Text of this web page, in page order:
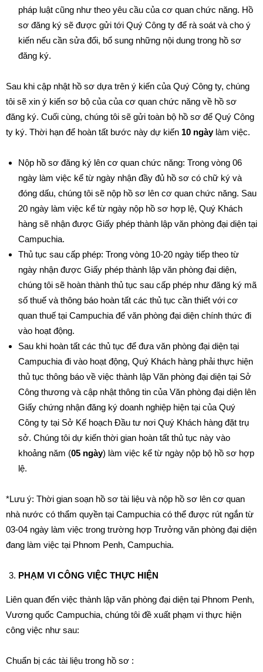
pháp luật cũng như theo yêu cầu của cơ quan chức năng. Hồ
sơ đăng ký sẽ được gửi tới Quý Công ty để rà soát và cho ý
kiến nếu cần sửa đổi, bổ sung những nội dung trong hồ sơ
đăng ký.
Sau khi cập nhật hồ sơ dựa trên ý kiến của Quý Công ty, chúng
tôi sẽ xin ý kiến sơ bộ của của cơ quan chức năng về hồ sơ
đăng ký. Cuối cùng, chúng tôi sẽ gửi toàn bộ hồ sơ để Quý Công
ty ký. Thời hạn để hoàn tất bước này dự kiến 10 ngàylàm việc.
Nộp hồ sơ đăng ký lên cơ quan chức năng: Trong vòng 06
ngày làm việc kể từ ngày nhận đầy đủ hồ sơ có chữ ký và
đóng dấu, chúng tôi sẽ nộp hồ sơ lên cơ quan chức năng. Sau
20 ngày làm việc kể từ ngày nộp hồ sơ hợp lệ, Quý Khách
hàng sẽ nhận được Giấy phép thành lập văn phòng đại diện tại
Campuchia.
Thủ tục sau cấp phép: Trong vòng 10-20 ngày tiếp theo từ
ngày nhận được Giấy phép thành lập văn phòng đại diện,
chúng tôi sẽ hoàn thành thủ tục sau cấp phép như đăng ký mã
số thuế và thông báo hoàn tất các thủ tục cần thiết với cơ
quan thuế tại Campuchia để văn phòng đại diện chính thức đi
vào hoạt động.
Sau khi hoàn tất các thủ tục để đưa văn phòng đại diện tại
Campuchia đi vào hoạt động, Quý Khách hàng phải thực hiện
thủ tục thông báo về việc thành lập Văn phòng đại diện tại Sở
Công thương và cập nhật thông tin của Văn phòng đại diện lên
Giấy chứng nhận đăng ký doanh nghiệp hiện tại của Quý
Công ty tại Sở Kế hoạch Đầu tư nơi Quý Khách hàng đặt trụ
sở. Chúng tôi dự kiến thời gian hoàn tất thủ tục này vào
khoảng năm (05 ngày) làm việc kể từ ngày nộp bộ hồ sơ hợp
lệ.
*Lưu ý: Thời gian soạn hồ sơ tài liệu và nộp hồ sơ lên cơ quan
nhà nước có thẩm quyền tại Campuchia có thể được rút ngắn từ
03-04 ngày làm việc trong trường hợp Trưởng văn phòng đại diện
đang làm việc tại Phnom Penh, Campuchia.
PHẠM VI CÔNG VIỆC THỰC HIỆN
Liên quan đến việc thành lập văn phòng đại diện tại Phnom Penh,
Vương quốc Campuchia, chúng tôi đề xuất phạm vi thực hiện
công việc như sau:
Chuẩn bị các tài liệu trong hồ sơ :